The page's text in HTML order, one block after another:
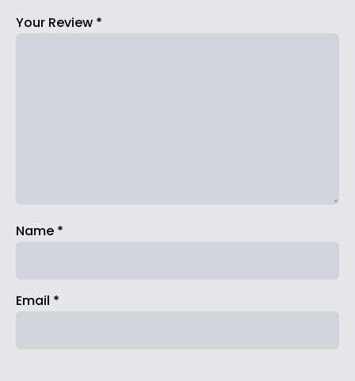
Your Review *
Name *
Email *